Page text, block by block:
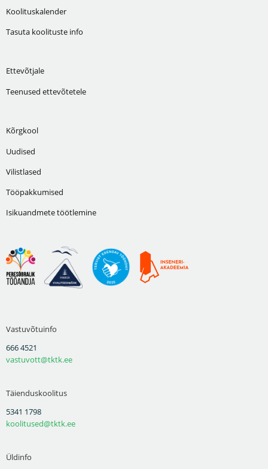
Koolituskalender
Tasuta koolituste info
Ettevõtjale
Teenused ettevõtetele
Kõrgkool
Uudised
Vilistlased
Tööpakkumised
Isikuandmete töötlemine
Vastuvõtuinfo
666 4521
vastuvott@tktk.ee
Täienduskoolitus
5341 1798
koolitused@tktk.ee
Üldinfo